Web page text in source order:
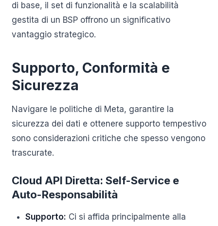
di base, il set di funzionalità e la scalabilità
gestita di un BSP offrono un significativo
vantaggio strategico.
Supporto, Conformità e
Sicurezza
Navigare le politiche di Meta, garantire la
sicurezza dei dati e ottenere supporto tempestivo
sono considerazioni critiche che spesso vengono
trascurate.
Cloud API Diretta: Self-Service e
Auto-Responsabilità
Supporto: Ci si affida principalmente alla